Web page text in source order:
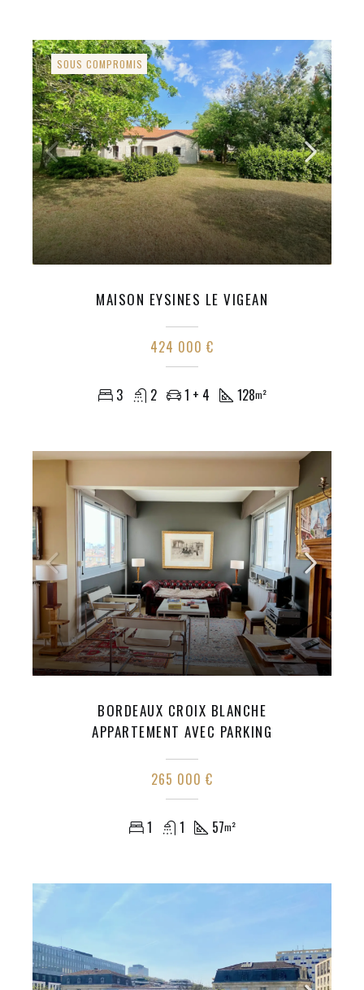
SOUS COMPROMIS
MAISON EYSINES LE VIGEAN
424 000 €
3 2 1 + 4 128m²
BORDEAUX CROIX BLANCHE
APPARTEMENT AVEC PARKING
265 000 €
1 1 57m²